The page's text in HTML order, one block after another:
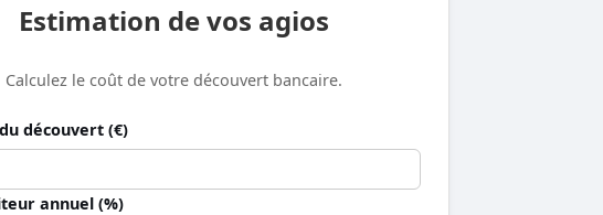
Estimation de vos agios
Calculez le coût de votre découvert bancaire.
découvert (€)
annuel (%)